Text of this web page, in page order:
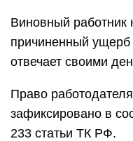
Виновный работник
причиненный ущерб
отвечает своими
Право
зафиксировано в
233 статьи ТК РФ.